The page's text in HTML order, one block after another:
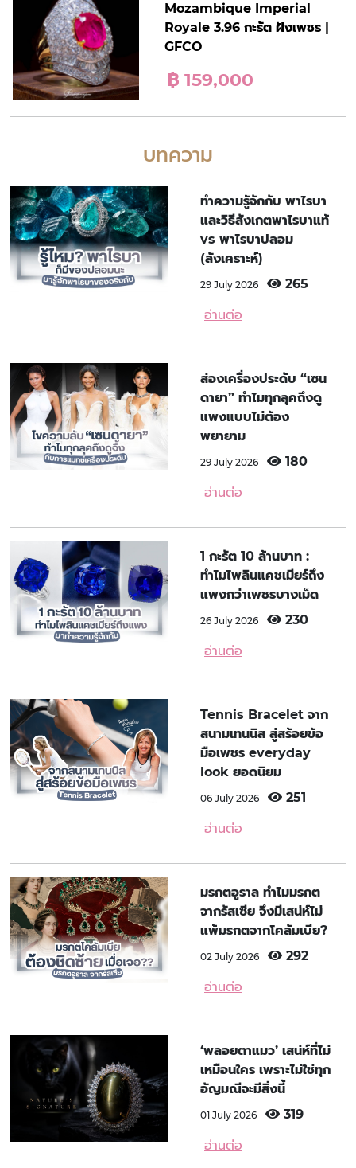
Mozambique Imperial
Royale 3.96 กะรัต ฝังเพชร |
GFCO
฿ 159,000
บทความ
ทำความรู้จักกับ พาไรบา
และวิธีสังเกตพาไรบาแท้
vs พาไรบาปลอม
(สังเคราะห์)
29 July 2026 265
อ่านต่อ
ส่องเครื่องประดับ “เซน
ดายา” ทำไมทุกลุคถึงดู
แพงแบบไม่ต้อง
พยายาม
29 July 2026 180
อ่านต่อ
1 กะรัต 10 ล้านบาท :
ทำไมไพลินแคชเมียร์ถึง
แพงกว่าเพชรบางเม็ด
26 July 2026 230
อ่านต่อ
Tennis Bracelet จาก
สนามเทนนิส สู่สร้อยข้อ
มือเพชร everyday
look ยอดนิยม
06 July 2026 251
อ่านต่อ
มรกตอูราล ทำไมมรกต
จากรัสเซีย จึงมีเสน่ห์ไม่
แพ้มรกตจากโคลัมเบีย?
02 July 2026 292
อ่านต่อ
‘พลอยตาแมว’ เสน่ห์ที่ไม่
เหมือนใคร เพราะไม่ใช่ทุก
อัญมณีจะมีสิ่งนี้
01 July 2026 319
อ่านต่อ